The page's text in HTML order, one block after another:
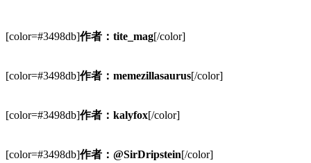
[color=#3498db]作者：tite_mag[/color]
[color=#3498db]作者：memezillasaurus[/color]
[color=#3498db]作者：kalyfox[/color]
[color=#3498db]作者：@SirDripstein[/color]